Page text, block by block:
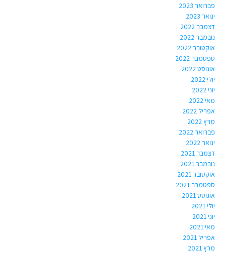
פברואר 2023
ינואר 2023
דצמבר 2022
נובמבר 2022
אוקטובר 2022
ספטמבר 2022
אוגוסט 2022
יולי 2022
יוני 2022
מאי 2022
אפריל 2022
מרץ 2022
פברואר 2022
ינואר 2022
דצמבר 2021
נובמבר 2021
אוקטובר 2021
ספטמבר 2021
אוגוסט 2021
יולי 2021
יוני 2021
מאי 2021
אפריל 2021
מרץ 2021